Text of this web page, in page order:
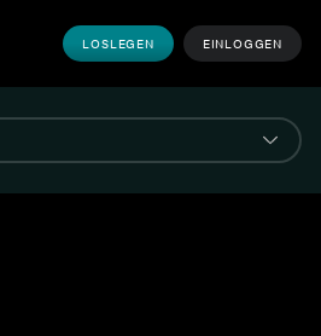
LOSLEGEN EINLOGGEN